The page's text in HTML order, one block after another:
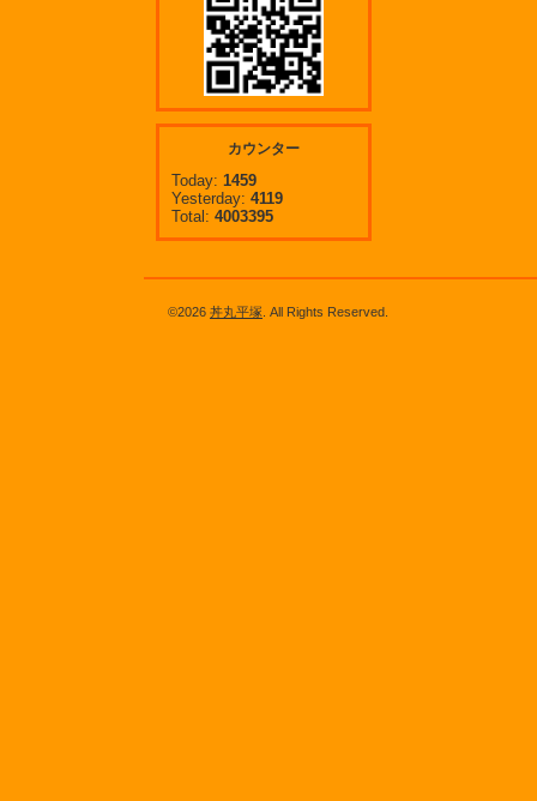
カウンター
Today: 1459
Yesterday: 4119
Total: 4003395
©2026 丼丸平塚 . All Rights Reserved.